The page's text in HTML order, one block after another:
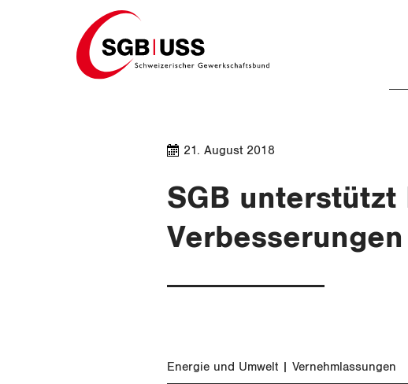
Home
21. August 2018
SGB unterstützt
Energie und Umwelt Vernehmlassungen